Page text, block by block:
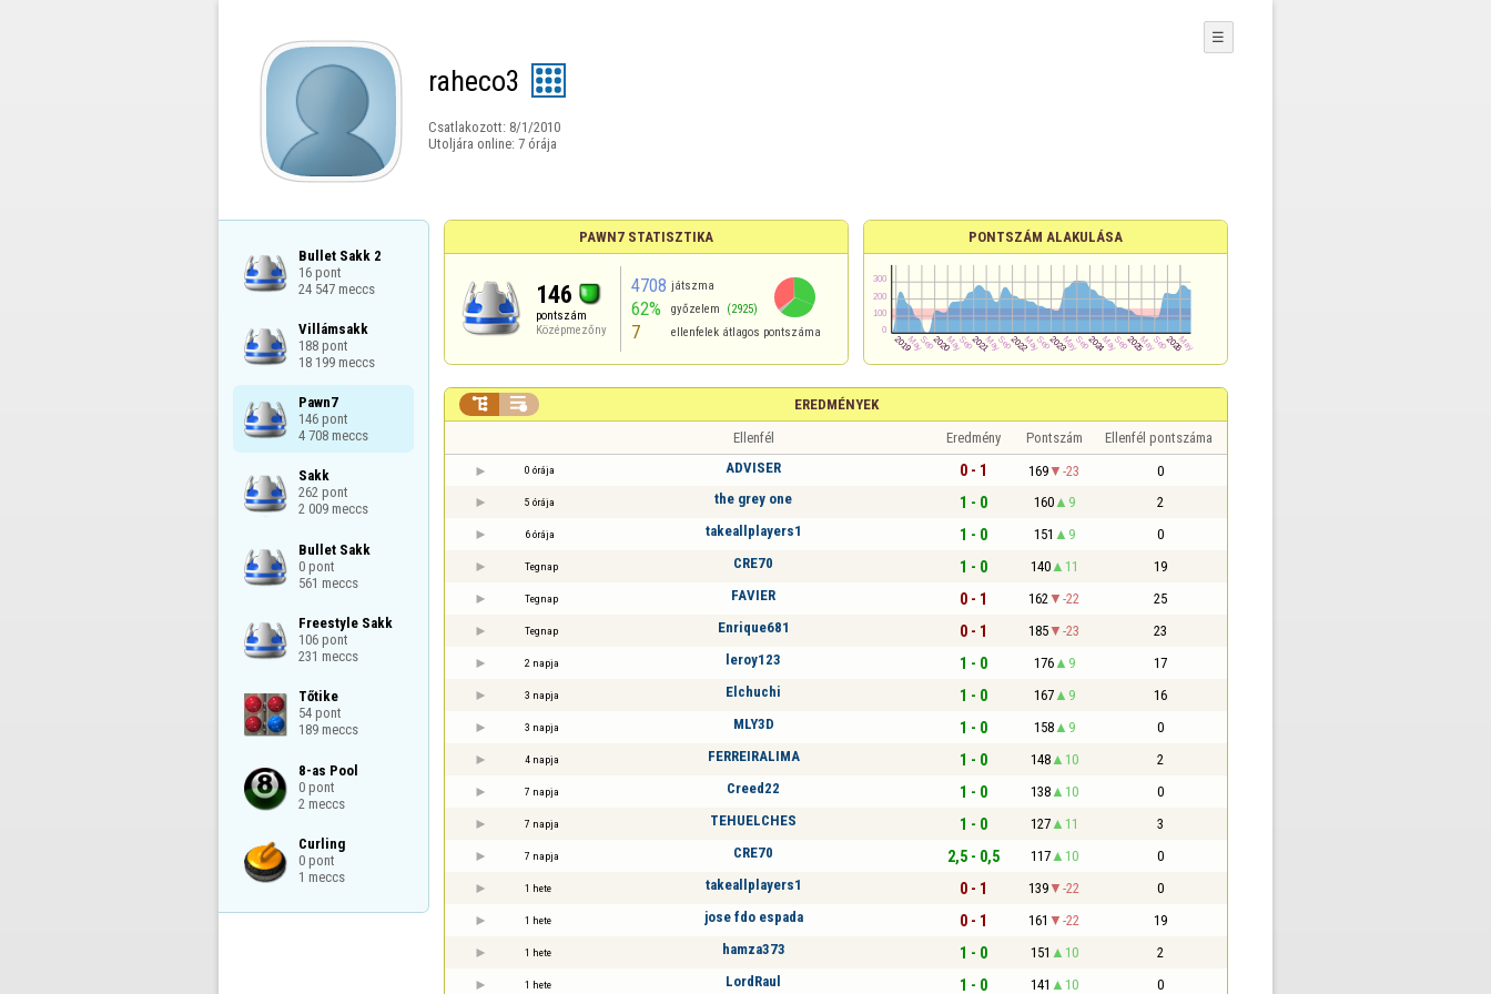
raheco3
Csatlakozott: 8/1/2010
Utoljára online: 7 órája
☰
Bullet Sakk 2
16 pont
24 547 meccs
Villámsakk
188 pont
18 199 meccs
Pawn7
146 pont
4 708 meccs
Sakk
262 pont
2 009 meccs
Bullet Sakk
0 pont
561 meccs
Freestyle Sakk
106 pont
231 meccs
Tőtike
54 pont
189 meccs
8-as Pool
0 pont
2 meccs
Curling
0 pont
1 meccs
PAWN7 STATISZTIKA
146
pontszám
Középmezőny
4708 játszma
62% győzelem (2925)
7 ellenfelek átlagos pontszáma
PONTSZÁM ALAKULÁSA
EREDMÉNYEK
 
Ellenfél Eredmény Pontszám Ellenfél pontszáma
0 órája ADVISER 0 - 1 169 -23 0
5 órája the grey one 1 - 0 160 9 2
6 órája takeallplayers1 1 - 0 151 9 0
Tegnap CRE70 1 - 0 140 11 19
Tegnap FAVIER 0 - 1 162 -22 25
Tegnap Enrique681 0 - 1 185 -23 23
2 napja leroy123 1 - 0 176 9 17
3 napja Elchuchi 1 - 0 167 9 16
3 napja MLY3D 1 - 0 158 9 0
4 napja FERREIRALIMA 1 - 0 148 10 2
7 napja Creed22 1 - 0 138 10 0
7 napja TEHUELCHES 1 - 0 127 11 3
7 napja CRE70 2,5 - 0,5 117 10 0
1 hete takeallplayers1 0 - 1 139 -22 0
1 hete jose fdo espada 0 - 1 161 -22 19
1 hete hamza373 1 - 0 151 10 2
1 hete LordRaul 1 - 0 141 10 0